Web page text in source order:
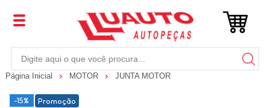
Página Inicial MOTOR JUNTA MOTOR
-15% Promoção